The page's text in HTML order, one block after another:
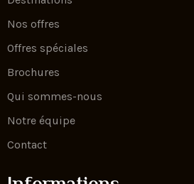
Nos offres
Offres spéciales
Brochures
Qui sommes-nous
Notre équipe
Contact